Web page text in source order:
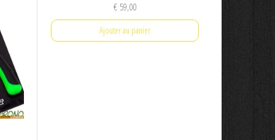
€ 59,00
Ajouter au panier